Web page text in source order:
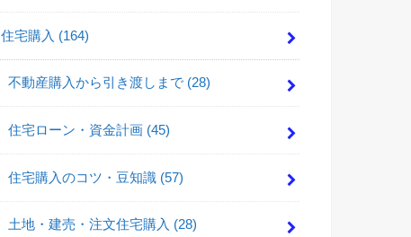
住宅購入 (164)
不動産購入から引き渡しまで (28)
住宅ローン・資金計画 (45)
住宅購入のコツ・豆知識 (57)
土地・建売・注文住宅購入 (28)